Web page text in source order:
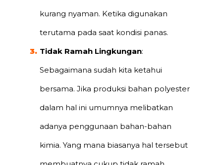
kurang nyaman. Ketika digunakan
terutama pada saat kondisi panas.
Tidak Ramah Lingkungan:
Sebagaimana sudah kita ketahui
bersama. Jika produksi bahan polyester
dalam hal ini umumnya melibatkan
adanya penggunaan bahan-bahan
kimia. Yang mana biasanya hal tersebut